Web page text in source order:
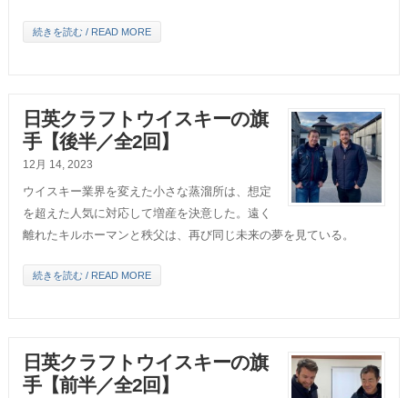
続きを読む / READ MORE
日英クラフトウイスキーの旗
手【後半／全2回】
12月 14, 2023
ウイスキー業界を変えた小さな蒸溜所は、想定
を超えた人気に対応して増産を決意した。遠く
離れたキルホーマンと秩父は、再び同じ未来の夢を見ている。
続きを読む / READ MORE
日英クラフトウイスキーの旗
手【前半／全2回】